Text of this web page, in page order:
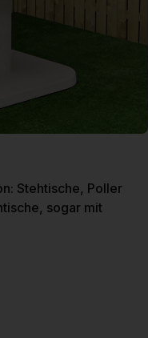
Stehtische, Poller
sogar mit